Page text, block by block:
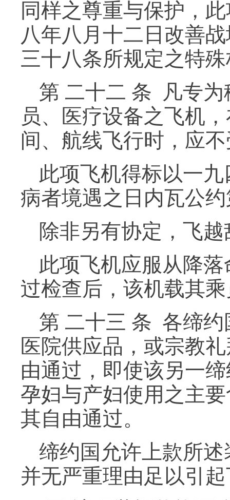
同样之尊重与保护，
八年八月十二日改善
三十八条所规定之特
第 二十二 条 凡专
员、医疗设备之飞机
间、航线飞行时，应
此项飞机得标以一
病者境遇之日内瓦公
除非另有协定，飞
此项飞机应服从降
过检查后，该机载其
第 二十三 条 各缔
医院供应品，或宗教
由通过，即使该另一
孕妇与产妇使用之主
其自由通过。
缔约国允许上款所
并无严重理由足以引